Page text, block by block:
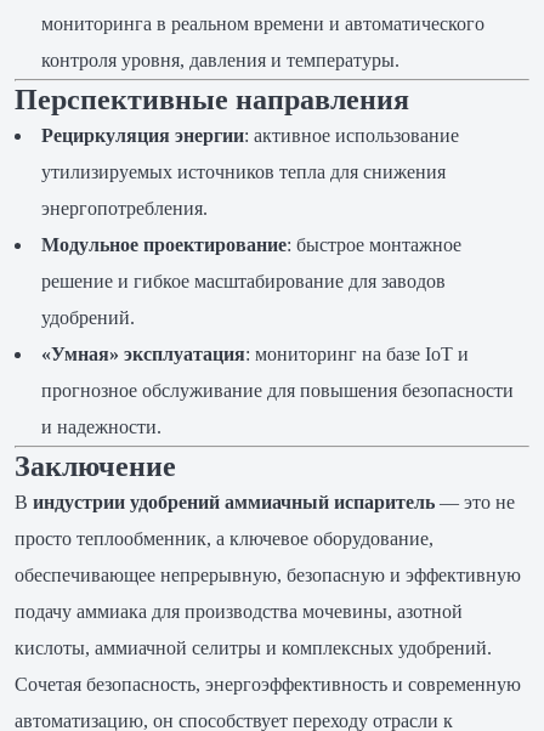
мониторинга в реальном времени и автоматического
контроля уровня, давления и температуры.
Перспективные направления
Рециркуляция энергии: активное использование
утилизируемых источников тепла для снижения
энергопотребления.
Модульное проектирование: быстрое монтажное
решение и гибкое масштабирование для заводов
удобрений.
«Умная» эксплуатация: мониторинг на базе IoT и
прогнозное обслуживание для повышения безопасности
и надежности.
Заключение
В индустрии удобрений аммиачный испаритель— это не
просто теплообменник, а ключевое оборудование,
обеспечивающее непрерывную, безопасную и эффективную
подачу аммиака для производства мочевины, азотной
кислоты, аммиачной селитры и комплексных удобрений.
Сочетая безопасность, энергоэффективность и современную
автоматизацию, он способствует переходу отрасли к